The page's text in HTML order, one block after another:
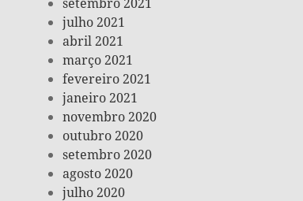
julho 2021
abril 2021
março 2021
fevereiro 2021
janeiro 2021
novembro 2020
outubro 2020
setembro 2020
agosto 2020
julho 2020